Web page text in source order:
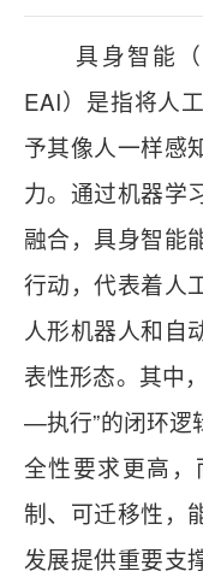
具身智能（
EAI）是指将人
予其像人一样感
力。通过机器学
融合，具身智能
行动，代表着人
人形机器人和自
表性形态。其中
—执行”的闭环逻
全性要求更高
制、可迁移性，
发展提供重要支